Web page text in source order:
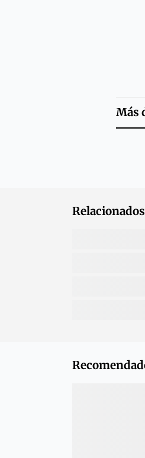
Más
Relacionados